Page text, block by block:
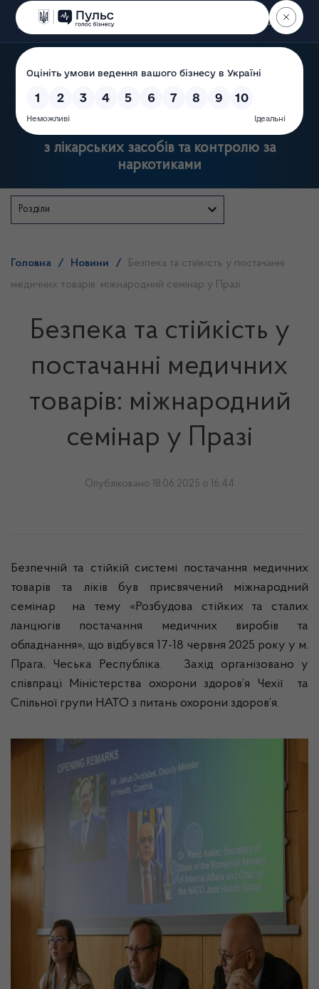
Пошук
Державна служба України
з лікарських засобів та контролю за
наркотиками
Розділи
Головна / Новини /
Безпека та стійкість у постачанні
медичних товарів: міжнародний семінар у Празі
Безпека та стійкість у
постачанні медичних
товарів: міжнародний
семінар у Празі
Опубліковано 18.06.2025 о 16:44
Безпечній та стійкій системі постачання медичних
товарів та ліків був присвячений міжнародний
семінар на тему «Розбудова стійких та сталих
ланцюгів постачання медичних виробів та
обладнання», що відбувся 17-18 червня 2025 року у м.
Прага, Чеська Республіка. Захід організовано у
співпраці Міністерства охорони здоров’я Чехії та
Спільної групи НАТО з питань охорони здоров’я.